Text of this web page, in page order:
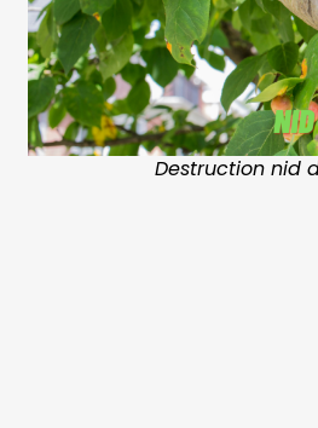
Destruction nid